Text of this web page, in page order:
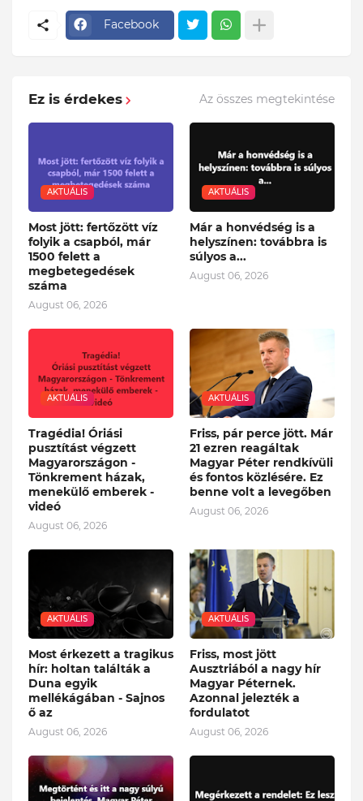
Facebook
Ez is érdekes Az összes megtekintése
AKTUÁLIS
Most jött: fertőzött víz
folyik a csapból, már
1500 felett a
megbetegedések
száma
August 06, 2026
AKTUÁLIS
Már a honvédség is a
helyszínen: továbbra is
súlyos a...
August 06, 2026
AKTUÁLIS
Tragédia! Óriási
pusztítást végzett
Magyarországon -
Tönkrement házak,
menekülő emberek -
videó
August 06, 2026
AKTUÁLIS
Friss, pár perce jött. Már
21 ezren reagáltak
Magyar Péter rendkívüli
és fontos közlésére. Ez
benne volt a levegőben
August 06, 2026
AKTUÁLIS
Most érkezett a tragikus
hír: holtan találták a
Duna egyik
mellékágában - Sajnos
ő az
August 06, 2026
AKTUÁLIS
Friss, most jött
Ausztriából a nagy hír
Magyar Péternek.
Azonnal jelezték a
fordulatot
August 06, 2026